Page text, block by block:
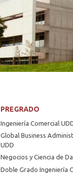
PREGRADO
Ingeniería Comercial
Global Business
UDD
Negocios y Ciencia de
Doble Grado Ingeniería